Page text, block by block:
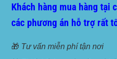
Khách hàng mua hàng tại
các phương án hỗ trợ rất
🎁 Tư vấn miễn phí tận nơi